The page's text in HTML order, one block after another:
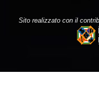
Sito realizzato con il